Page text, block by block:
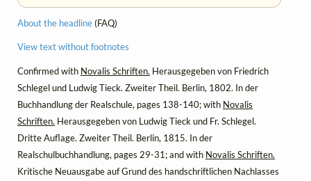
About the headline(FAQ)
View text without footnotes
Confirmed with Novalis Schriften. Herausgegeben von Friedrich
Schlegel und Ludwig Tieck. Zweiter Theil. Berlin, 1802. In der
Buchhandlung der Realschule, pages 138-140; with Novalis
Schriften. Herausgegeben von Ludwig Tieck und Fr. Schlegel.
Dritte Auflage. Zweiter Theil. Berlin, 1815. In der
Realschulbuchhandlung, pages 29-31; and with Novalis Schriften.
Kritische Neuausgabe auf Grund des handschriftlichen Nachlasses